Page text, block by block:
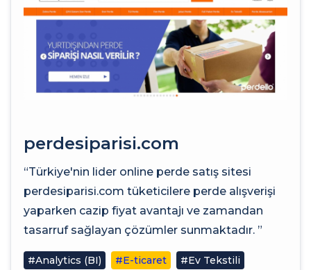
perdesiparisi.com
“Türkiye'nin lider online perde satış sitesi
perdesiparisi.com tüketicilere perde alışverişi
yaparken cazip fiyat avantajı ve zamandan
tasarruf sağlayan çözümler sunmaktadır. ”
#Analytics (BI) #E-ticaret
#Ev Tekstili